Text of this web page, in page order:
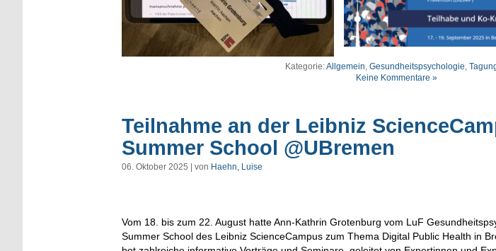
Kategorie:Allgemein, Gesundheitspsychologie,
Keine Kommentare »
Teilnahme an der Leibniz
Summer School @UBremen
06. Oktober 2025 | von Haehn, Luise
Vom 18. bis zum 22. August hatte Ann-Kathrin Grotenburg vom LuF
Summer School des Leibniz ScienceCampus zum Thema Digital Public Health in